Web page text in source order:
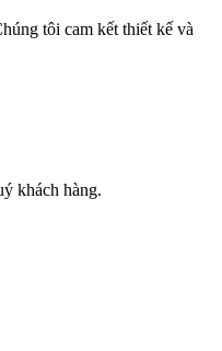
tôi cam kết thiết kế và
khách hàng.